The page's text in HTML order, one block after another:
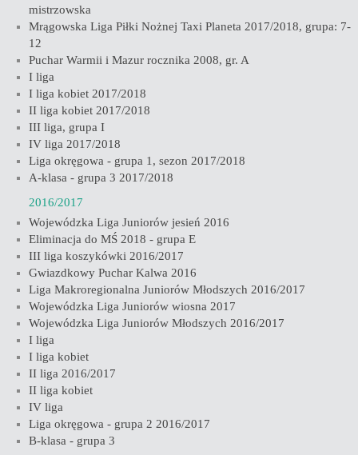
mistrzowska
Mrągowska Liga Piłki Nożnej Taxi Planeta 2017/2018, grupa: 7-
12
Puchar Warmii i Mazur rocznika 2008, gr. A
I liga
I liga kobiet 2017/2018
II liga kobiet 2017/2018
III liga, grupa I
IV liga 2017/2018
Liga okręgowa - grupa 1, sezon 2017/2018
A-klasa - grupa 3 2017/2018
2016/2017
Wojewódzka Liga Juniorów jesień 2016
Eliminacja do MŚ 2018 - grupa E
III liga koszykówki 2016/2017
Gwiazdkowy Puchar Kalwa 2016
Liga Makroregionalna Juniorów Młodszych 2016/2017
Wojewódzka Liga Juniorów wiosna 2017
Wojewódzka Liga Juniorów Młodszych 2016/2017
I liga
I liga kobiet
II liga 2016/2017
II liga kobiet
IV liga
Liga okręgowa - grupa 2 2016/2017
B-klasa - grupa 3